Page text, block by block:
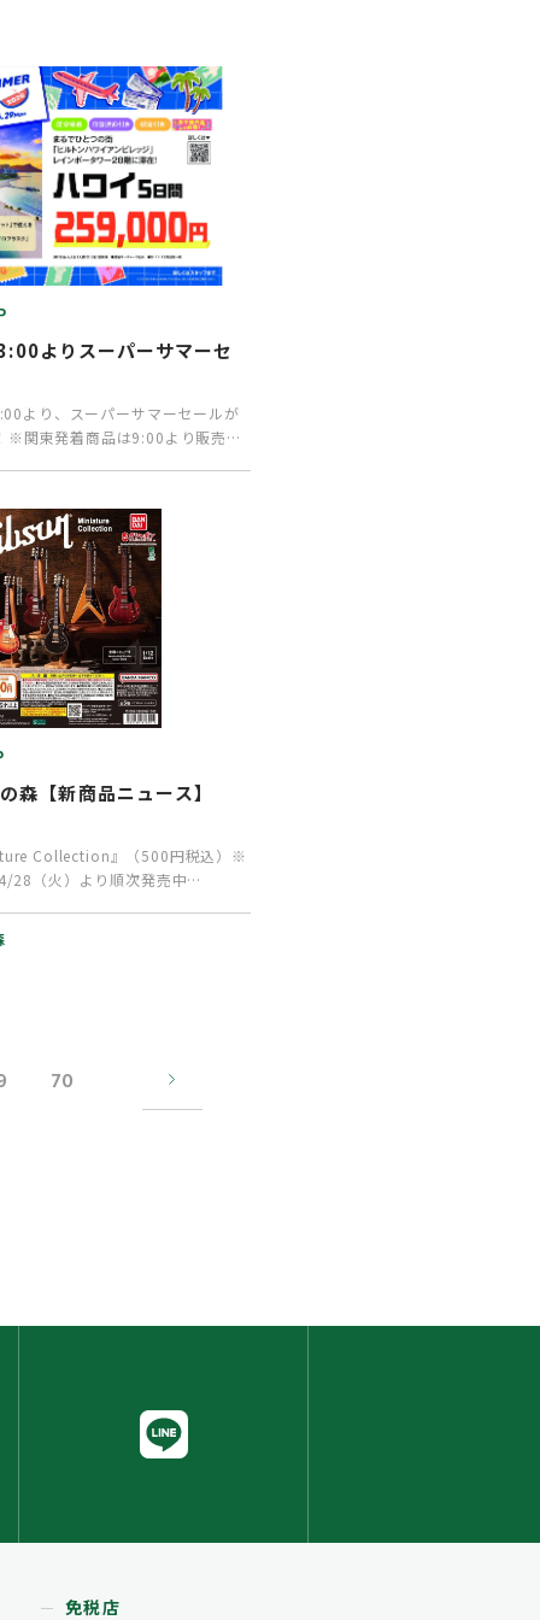
よりスーパーサマーセ
より、スーパーサマーセールが
※関東発着商品は9:00より販売開
森【新商品ニュース】
Collection』（500円税込）※
28（火）より順次発売中…
70
免税店